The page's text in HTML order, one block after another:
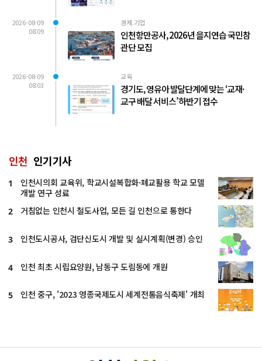
2026-08-09
08:09
경제.기업
인천항만공사, 2026년 을지연습 국민참
관단 모집
2026-08-09
08:03
교육
경기도, 영유아 발달단계에 맞는 ‘교재·
교구 배달 서비스’ 하반기 접수
인천 인기기사
1
인천시의회 교육위, 학교시설복합화·폐교활용 학교 모델
개발 연구 성료
2 거침없는 인천시 철도사업, 모든 길 인천으로 통한다
3 인천도시공사, 검단신도시 개발 및 실시계획(변경) 승인
4 인천 최초 시립요양원, 남동구 도림동에 개원
5 인천 중구, '2023 영종국제도시 세계전통음식축제' 개최